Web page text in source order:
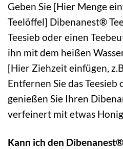
Geben Sie [Hier Menge
Teelöffel] Dibenanest®
Teesieb oder einen
ihn mit dem heißen
[Hier Ziehzeit einfügen,
Entfernen Sie das
genießen Sie Ihren
verfeinert mit etwas
Kann ich den